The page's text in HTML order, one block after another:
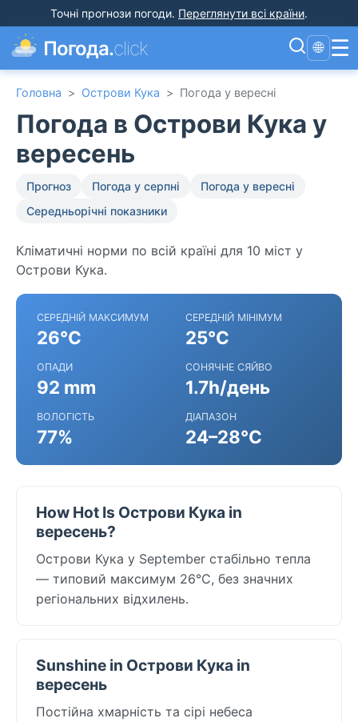
Точні прогнози погоди. Переглянути всі країни.
Погода.click 🌐 ☰
Головна > Острови Кука > Погода у вересні
Погода в Острови Кука у
вересень
Прогноз Погода у серпні
Погода у вересні
Середньорічні показники
Кліматичні норми по всій країні для 10 міст у
Острови Кука.
СЕРЕДНІЙ МАКСИМУМ
26°C
СЕРЕДНІЙ МІНІМУМ
25°C
ОПАДИ
92 mm
СОНЯЧНЕ СЯЙВО
1.7h/день
ВОЛОГІСТЬ
77%
ДІАПАЗОН
24–28°C
How Hot Is Острови Кука in
вересень?
Острови Кука у September стабільно тепла
— типовий максимум 26°C, без значних
регіональних відхилень.
Sunshine in Острови Кука in
вересень
Постійна хмарність та сірі небеса